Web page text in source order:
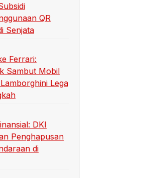
QR
Senjata
Ferrari:
Sambut Mobil
Lega
DKI
Penghapusan
di